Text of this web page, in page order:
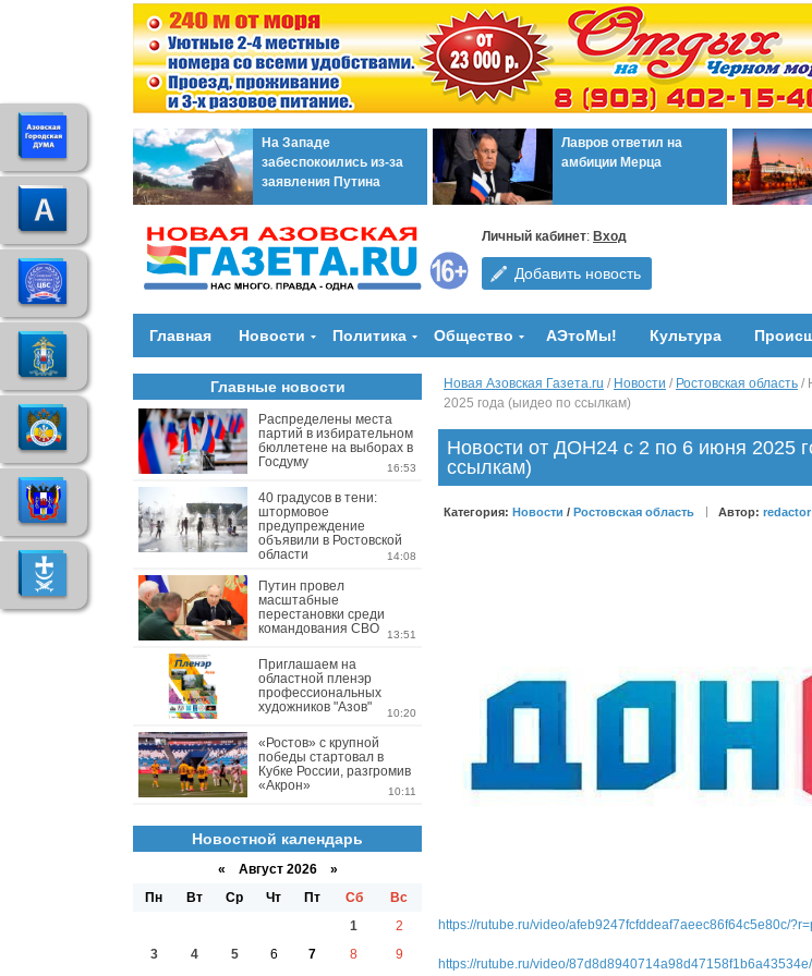
На Западе
забеспокоились из-за
заявления Путина
Лавров ответил на
амбиции Мерца
Личный кабинет: Вход
Добавить новость
Главная Новости Политика Общество АЭтоМы! Культура
Новая Азовская Газета.ru / Новости / Ростовская область /
2025 года (ыидео по ссылкам)
Новости от ДОН24 с 2 по 6 июня 2025
ссылкам)
Категория: Новости / Ростовская область Автор: redactor
https://rutube.ru/video/afeb9247fcfddeaf7aeec86f64c5e80c/
https://rutube.ru/video/
Главные новости
Распределены места
партий в избирательном
бюллетене на выборах в
Госдуму
16:53
40 градусов в тени:
штормовое
предупреждение
объявили в Ростовской
области
14:08
Путин провел
масштабные
перестановки среди
командования СВО
13:51
Приглашаем на
областной пленэр
профессиональных
художников "Азов"
10:20
«Ростов» с крупной
победы стартовал в
Кубке России, разгромив
«Акрон»
10:11
Новостной календарь
« Август 2026 »
Пн
Вт Ср Чт Пт Сб
Вс
1
2
3
4 5 6 7 8
9